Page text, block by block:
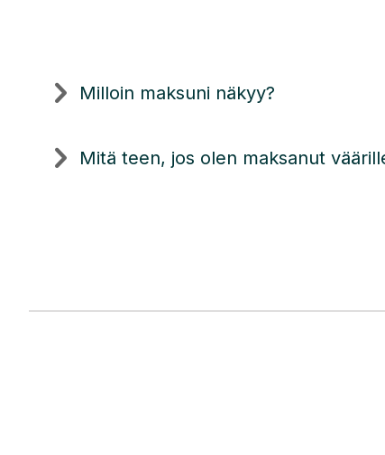
Milloin maksuni näkyy?
Mitä teen, jos olen maksanut